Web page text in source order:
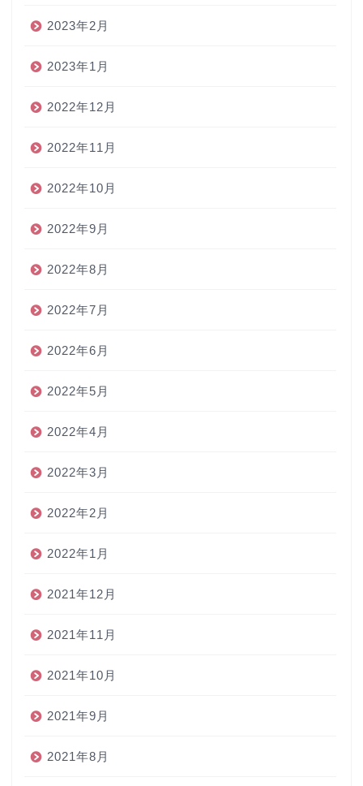
2023年2月
2023年1月
2022年12月
2022年11月
2022年10月
2022年9月
2022年8月
2022年7月
2022年6月
2022年5月
2022年4月
2022年3月
2022年2月
2022年1月
2021年12月
2021年11月
2021年10月
2021年9月
2021年8月